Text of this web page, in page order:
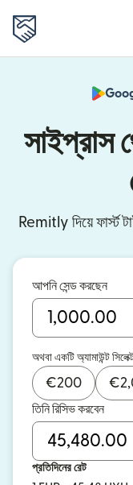
সাইপ্রাস
Remitly দিয়ে ফার্স্ট
আপনি সেন্ড করছেন
অথবা একটি অ্যামাউন্ট
€200 €
তিনি রিসিভ করবেন
প্রতিদিনের রেট